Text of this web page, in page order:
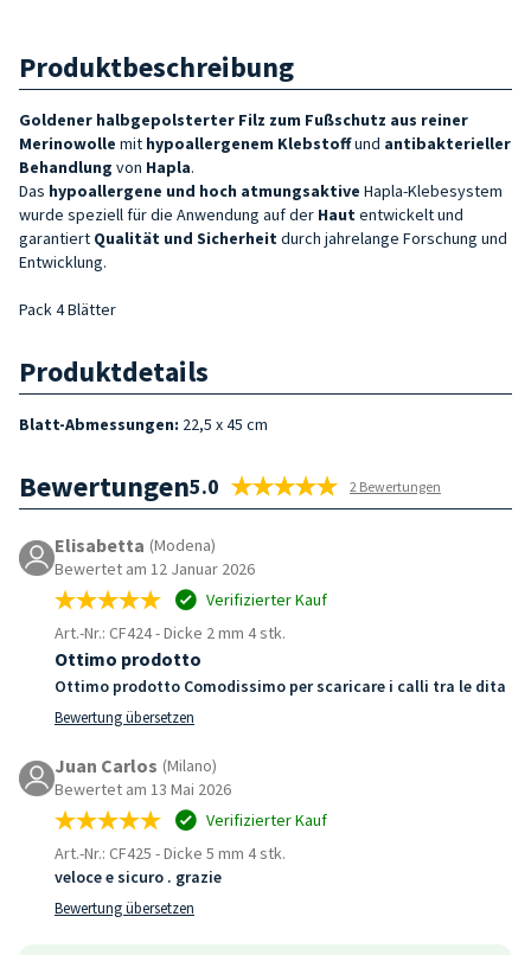
Produktbeschreibung
Goldener halbgepolsterter Filz zum Fußschutz aus reiner
Merinowolle mit hypoallergenem Klebstoffund antibakterieller
Behandlung von Hapla.
Das hypoallergene und hoch atmungsaktive Hapla-Klebesystem
wurde speziell für die Anwendung auf der Haut entwickelt und
garantiert Qualität und Sicherheit durch jahrelange Forschung und
Entwicklung.
Pack 4 Blätter
Produktdetails
Blatt-Abmessungen: 22,5 x 45 cm
Bewertungen5.0 2 Bewertungen
Elisabetta (Modena)
Bewertet am 12 Januar 2026
Verifizierter Kauf
Art.-Nr.: CF424-Dicke 2 mm 4 stk.
Ottimo prodotto
Ottimo prodotto Comodissimo per scaricare i calli tra le dita
Bewertung übersetzen
Juan Carlos (Milano)
Bewertet am 13 Mai 2026
Verifizierter Kauf
Art.-Nr.: CF425 -Dicke 5 mm 4 stk.
veloce e sicuro . grazie
Bewertung übersetzen